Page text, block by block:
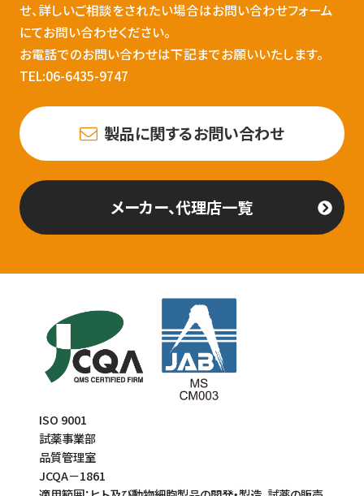
せ、詳しいご相談をされたい場合はお問い合わせフォーム
にてお問い合わせください。
お電話でのお問い合わせは下記までお願いいたします。
TEL:06-6435-9747
製品に関するお問い合わせ
メーカー、代理店一覧
ISO 9001
試薬事業部
品質管理室
JCQA－1861